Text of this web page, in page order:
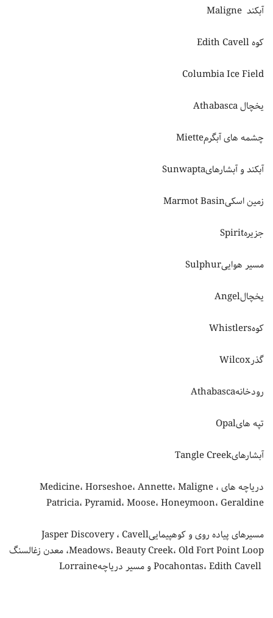
آبکند Maligne
کوه Edith Cavell
Columbia Ice Field
یخچال Athabasca
چشمه های آبگرمMiette
آبکند و آبشارهایSunwapta
زمین اسکیMarmot Basin
جزیرهSpirit
مسیر هواییSulphur
یخچالAngel
کوهWhistlers
گذرWilcox
رودخانهAthabasca
تپه هایOpal
آبشارهایTangle Creek
دریاچه های Medicine، Horseshoe، Annette، Maligne ،
Patricia، Pyramid، Moose، Honeymoon، Geraldine
مسیرهای پیاده روی و کوهپیماییJasper Discovery ، Cavell
Meadows، Beauty Creek، Old Fort Point Loop، معدن زغالسنگ